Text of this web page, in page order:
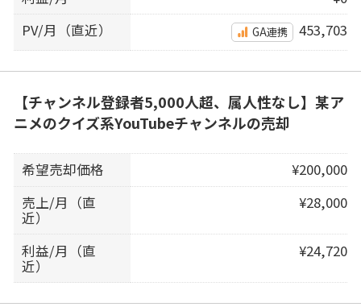
PV/月（直近）
GA連携 453,703
【チャンネル登録者5,000人超、属人性なし】某ア
ニメのクイズ系YouTubeチャンネルの売却
希望売却価格
¥200,000
売上/月（直
近）
¥28,000
利益/月（直
近）
¥24,720